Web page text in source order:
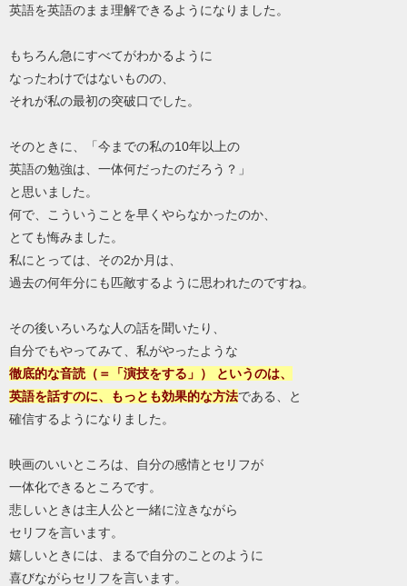
英語を英語のまま理解できるようになりました。
もちろん急にすべてがわかるように
なったわけではないものの、
それが私の最初の突破口でした。
そのときに、「今までの私の10年以上の
英語の勉強は、一体何だったのだろう？」
と思いました。
何で、こういうことを早くやらなかったのか、
とても悔みました。
私にとっては、その2か月は、
過去の何年分にも匹敵するように思われたのですね。
その後いろいろな人の話を聞いたり、
自分でもやってみて、私がやったような
徹底的な音読 （＝「演技をする」） というのは、
英語を話すのに、もっとも効果的な方法である、と
確信するようになりました。
映画のいいところは、自分の感情とセリフが
一体化できるところです。
悲しいときは主人公と一緒に泣きながら
セリフを言います。
嬉しいときには、まるで自分のことのように
喜びながらセリフを言います。